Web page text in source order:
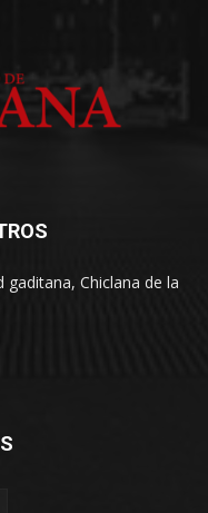
Chiclana de la